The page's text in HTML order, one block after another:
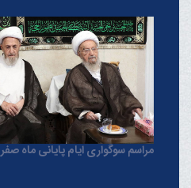
مراسم سوگواری ایام پایانی ماه صفر